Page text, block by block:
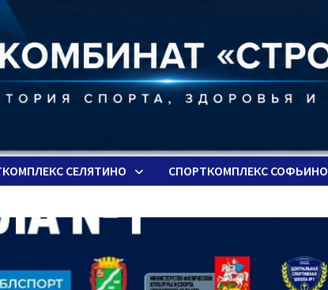
СЕЛЯТИНО СПОРТКОМПЛЕКС СОФЬИНО